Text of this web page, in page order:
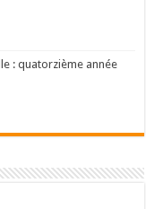
: quatorzième année